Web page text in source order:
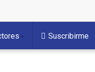
Suscribirme